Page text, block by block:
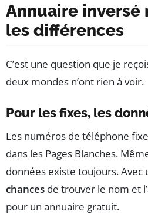
Annuaire inversé
les différences
C’est une question que je
deux mondes n’ont rien à voir.
Pour les fixes, les
Les numéros de téléphone
dans les Pages Blanches.
données existe toujours.
chances de trouver le nom et
pour un annuaire gratuit.